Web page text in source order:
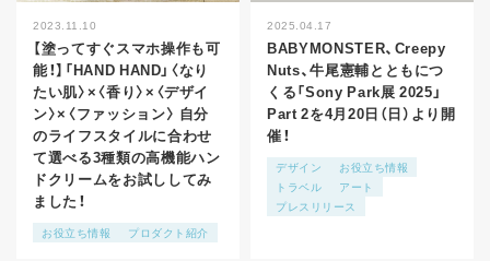
2023.11.10
【塗ってすぐスマホ操作も可
能！】「HAND HAND」〈なり
たい肌〉×〈⾹り〉×〈デザイ
ン〉×〈ファッション〉 自分
のライフスタイルに合わせ
て選べる3種類の高機能ハン
ドクリームをお試ししてみ
ました！
お役立ち情報 プロダクト紹介
2025.04.17
BABYMONSTER、Creepy
Nuts、牛尾憲輔とともにつ
くる「Sony Park展 2025」
Part 2を4月20日（日）より開
催！
デザイン
お役立ち情報
トラベル
アート
プレスリリース